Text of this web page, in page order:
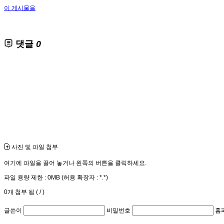
이 게시물을
댓글 0
사진 및 파일 첨부
여기에 파일을 끌어 놓거나 왼쪽의 버튼을 클릭하세요.
파일 용량 제한 : 0MB (허용 확장자 : *.*)
0개 첨부 됨 ( /)
글쓴이 비밀번호 홈